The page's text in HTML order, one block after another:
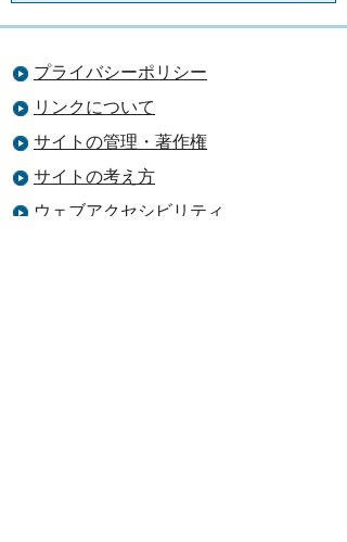
プライバシーポリシー
リンクについて
サイトの管理・著作権
サイトの考え方
ウェブアクセシビリティ